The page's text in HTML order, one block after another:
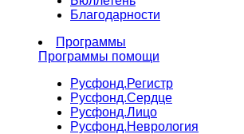
Благодарности
Программы
Программы помощи
Русфонд.Регистр
Русфонд.Сердце
Русфонд.Лицо
Русфонд.Неврология